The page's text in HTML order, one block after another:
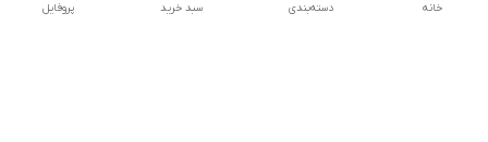
پروفایل سبد خرید دسته‌بندی خانه